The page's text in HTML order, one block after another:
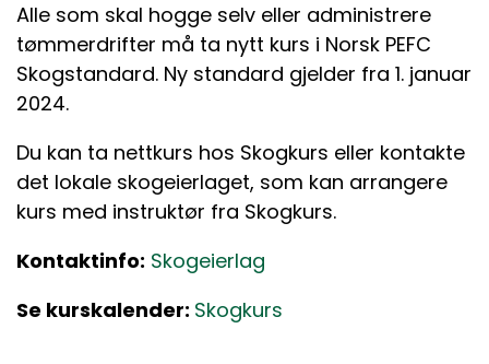
Alle som skal hogge selv eller administrere
tømmerdrifter må ta nytt kurs i Norsk PEFC
Skogstandard. Ny standard gjelder fra 1. januar
2024.
Du kan ta nettkurs hos Skogkurs eller kontakte
det lokale skogeierlaget, som kan arrangere
kurs med instruktør fra Skogkurs.
Kontaktinfo: Skogeierlag
Se kurskalender: Skogkurs